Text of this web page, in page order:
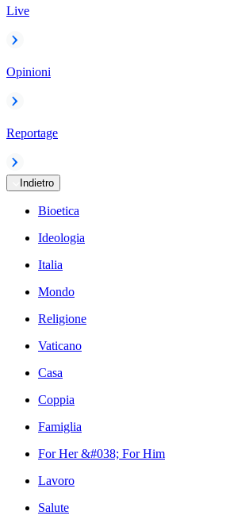
Live
Opinioni
Reportage
Indietro
Bioetica
Ideologia
Italia
Mondo
Religione
Vaticano
Casa
Coppia
Famiglia
For Her &#038; For Him
Lavoro
Salute